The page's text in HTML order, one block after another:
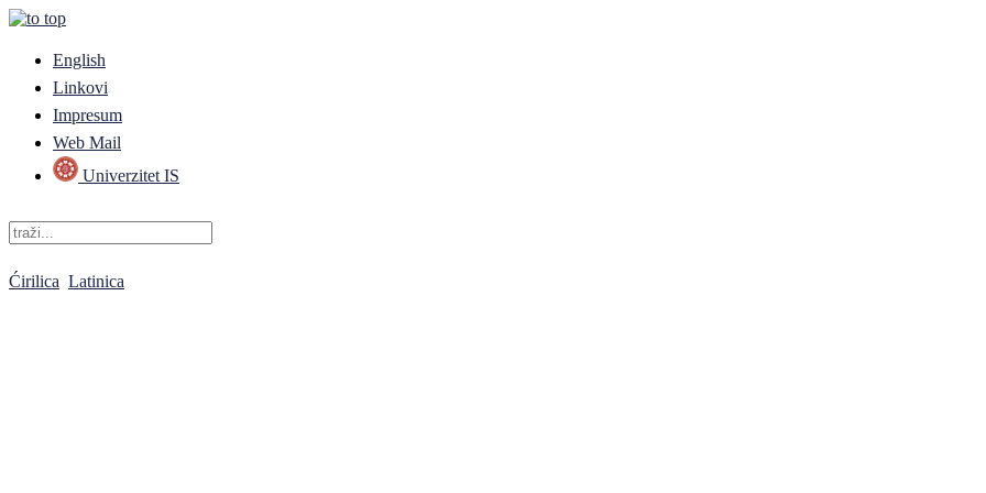
English
Linkovi
Impresum
Web Mail
Univerzitet IS
Ćirilica Latinica